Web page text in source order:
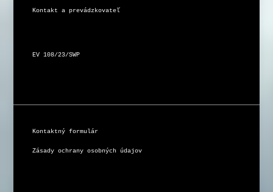
Kontakt a prevádzkovateľ
EV 108/23/SWP
Kontaktný formulár
Zásady ochrany osobných údajov